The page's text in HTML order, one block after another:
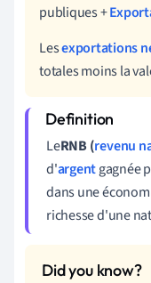
publiques +
Lesexportations
totales moins la
LeRNB (revenu
d'argentgagnée
dans une
richesse d'une